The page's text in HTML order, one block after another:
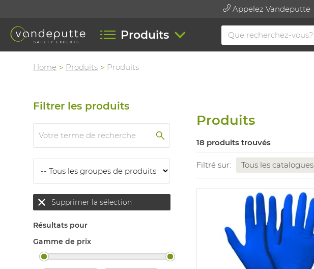
Appelez Vandeputte
Produits
Home Produits Produits
Filtrer les produits
Supprimer la sélection
Résultats pour
Gamme de prix
Produits
18 produits trouvés
Filtré sur: Tous les catalogues